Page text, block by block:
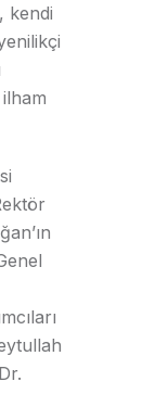
kendi